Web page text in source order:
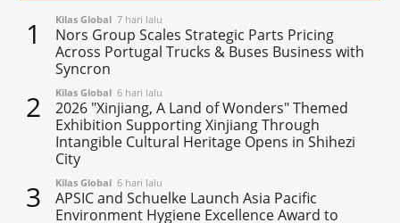
1 Kilas Global 7 hari lalu
Nors Group Scales Strategic Parts Pricing
Across Portugal Trucks & Buses Business with
Syncron
2 Kilas Global 6 hari lalu
2026 "Xinjiang, A Land of Wonders" Themed
Exhibition Supporting Xinjiang Through
Intangible Cultural Heritage Opens in Shihezi
City
3 Kilas Global 6 hari lalu
APSIC and Schuelke Launch Asia Pacific
Environment Hygiene Excellence Award to